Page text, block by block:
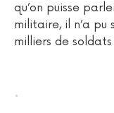
qu’on puisse
militaire, il n’a
milliers de
.